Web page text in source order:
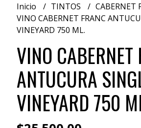
Inicio TINTOS
CABERNET
VINO CABERNET FRANC
VINEYARD 750 ML.
VINO CABERNET
ANTUCURA
VINEYARD 750